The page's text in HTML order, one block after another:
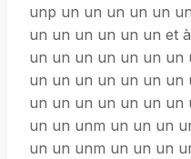
unp un un un un un
un un un un un un et
un un un un un un un
un un un un un un un
un un un un un un un
un un unm un un un
un un unm un un un